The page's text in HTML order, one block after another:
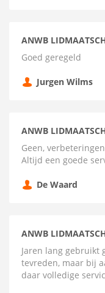
ANWB
Goed geregeld
Jurgen Wilms
ANWB
Geen,
Altijd een goede
De Waard
ANWB
Jaren lang gebruikt
tevreden, maar bij
daar volledige